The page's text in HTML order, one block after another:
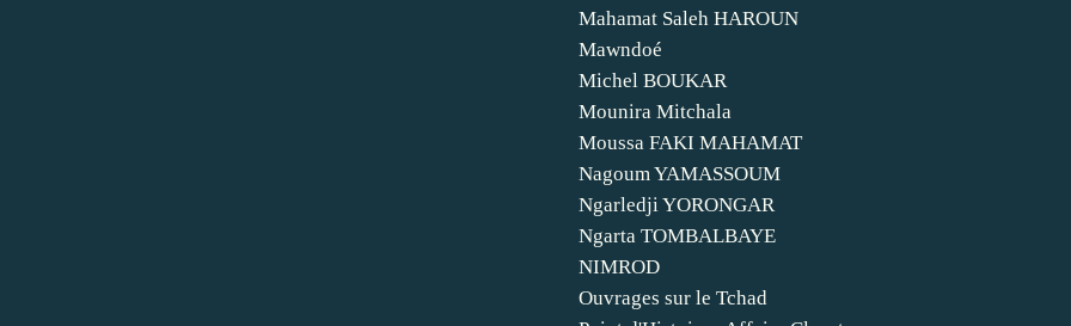
Mahamat Saleh HAROUN
Mawndoé
Michel BOUKAR
Mounira Mitchala
Moussa FAKI MAHAMAT
Nagoum YAMASSOUM
Ngarledji YORONGAR
Ngarta TOMBALBAYE
NIMROD
Ouvrages sur le Tchad